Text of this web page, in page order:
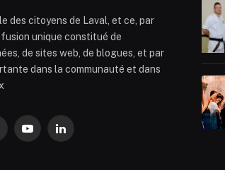
des citoyens de Laval, et ce, par
unique constitué de
de sites web, de blogues, et par
dans la communauté et dans
YouTubeLinkedIn